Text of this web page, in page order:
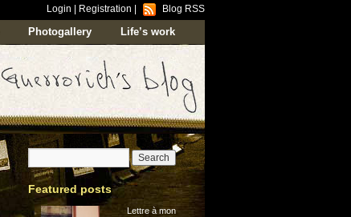
Login Registration Blog RSS
Photogallery Life’s work
Featured posts
Lettre à mon